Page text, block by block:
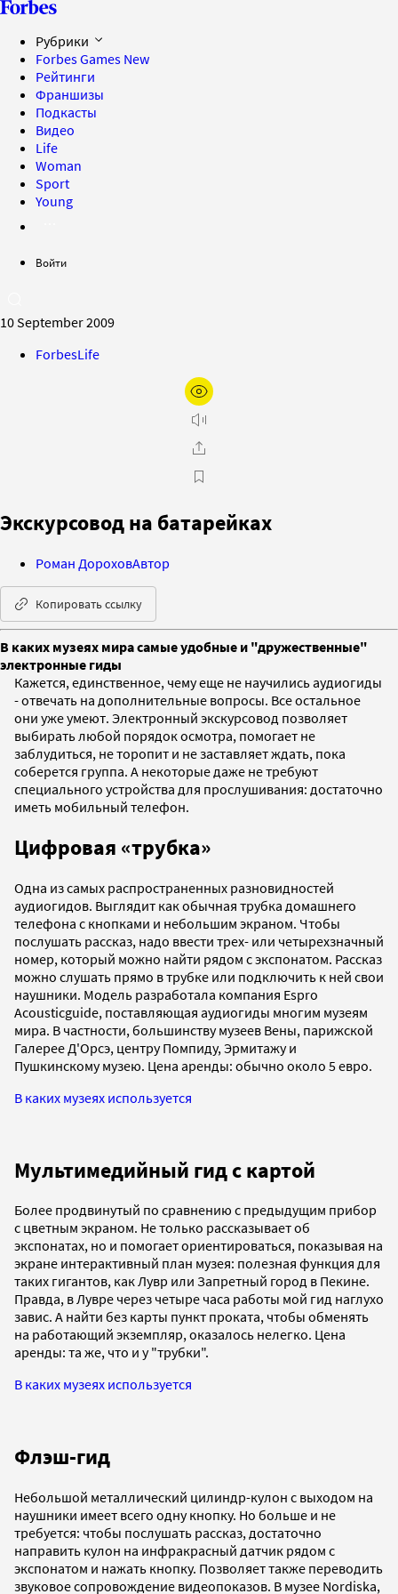
Рубрики
Forbes Games New
Рейтинги
Франшизы
Подкасты
Видео
Life
Woman
Sport
Young
Войти
10 September 2009
ForbesLife
Экскурсовод на батарейках
Роман ДороховАвтор
Копировать ссылку
В каких музеях мира самые удобные и "дружественные"
электронные гиды
Кажется, единственное, чему еще не научились аудиогиды
- отвечать на дополнительные вопросы. Все остальное
они уже умеют. Электронный экскурсовод позволяет
выбирать любой порядок осмотра, помогает не
заблудиться, не торопит и не заставляет ждать, пока
соберется группа. А некоторые даже не требуют
специального устройства для прослушивания: достаточно
иметь мобильный телефон.
Цифровая «трубка»
Одна из самых распространенных разновидностей
аудиогидов. Выглядит как обычная трубка домашнего
телефона с кнопками и небольшим экраном. Чтобы
послушать рассказ, надо ввести трех- или четырехзначный
номер, который можно найти рядом с экспонатом. Рассказ
можно слушать прямо в трубке или подключить к ней свои
наушники. Модель разработала компания Espro
Acousticguide, поставляющая аудиогиды многим музеям
мира. В частности, большинству музеев Вены, парижской
Галерее Д'Орсэ, центру Помпиду, Эрмитажу и
Пушкинскому музею. Цена аренды: обычно около 5 евро.
В каких музеях используется
Мультимедийный гид с картой
Более продвинутый по сравнению с предыдущим прибор
с цветным экраном. Не только рассказывает об
экспонатах, но и помогает ориентироваться, показывая на
экране интерактивный план музея: полезная функция для
таких гигантов, как Лувр или Запретный город в Пекине.
Правда, в Лувре через четыре часа работы мой гид наглухо
завис. А найти без карты пункт проката, чтобы обменять
на работающий экземпляр, оказалось нелегко. Цена
аренды: та же, что и у "трубки".
В каких музеях используется
Флэш-гид
Небольшой металлический цилиндр-кулон с выходом на
наушники имеет всего одну кнопку. Но больше и не
требуется: чтобы послушать рассказ, достаточно
направить кулон на инфракрасный датчик рядом с
экспонатом и нажать кнопку. Позволяет также переводить
звуковое сопровождение видеопоказов. В музее Nordiska,